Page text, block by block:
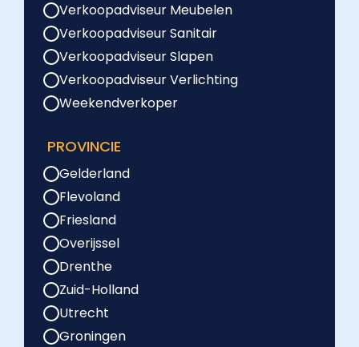
Verkoopadviseur Meubelen
Verkoopadviseur Sanitair
Verkoopadviseur Slapen
Verkoopadviseur Verlichting
Weekendverkoper
PROVINCIE
Gelderland
Flevoland
Friesland
Overijssel
Drenthe
Zuid-Holland
Utrecht
Groningen